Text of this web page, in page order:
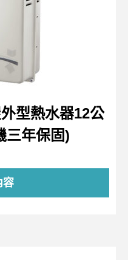
型熱水器12公
三年保固)
容